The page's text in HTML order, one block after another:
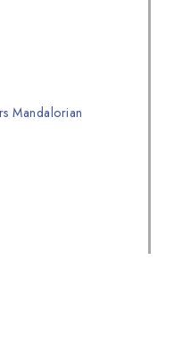
Mandalorian